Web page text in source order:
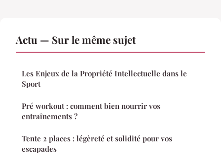
Actu — Sur le même sujet
Les Enjeux de la Propriété Intellectuelle dans le
Sport
Pré workout : comment bien nourrir vos
entraînements ?
Tente 2 places : légèreté et solidité pour vos
escapades